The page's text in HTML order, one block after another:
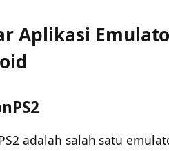
Aplikasi
adalah salah satu